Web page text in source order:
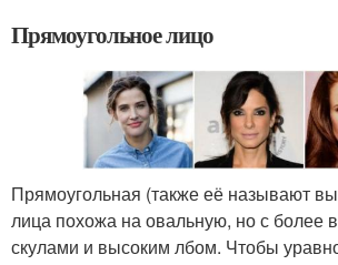
Прямоугольное лицо
Прямоугольная (также её называют
лица похожа на овальную, но с
скулами и высоким лбом. Чтобы